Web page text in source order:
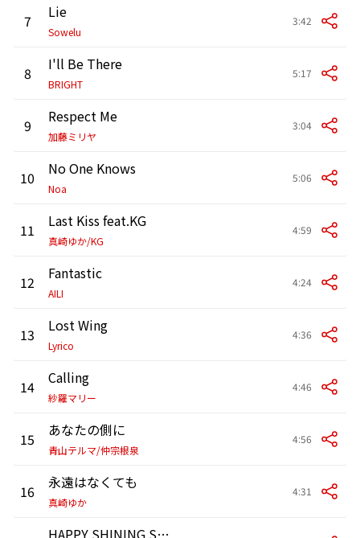
7 Lie
Sowelu
3:42
8 I'll Be There
BRIGHT
5:17
9 Respect Me
加藤ミリヤ
3:04
10 No One Knows
Noa
5:06
11 Last Kiss feat.KG
真崎ゆか/KG
4:59
12 Fantastic
AILI
4:24
13 Lost Wing
Lyrico
4:36
14 Calling
紗羅マリー
4:46
15 あなたの側に
青山テルマ/仲宗根泉
4:56
16 永遠はなくても
真崎ゆか
4:31
HAPPY SHINING STAR